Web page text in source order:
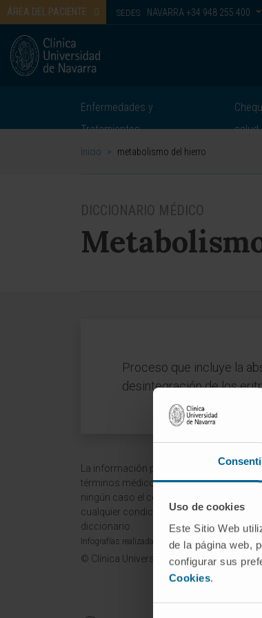
Uso de cookies
Este Sitio Web
de la página web,
configurar sus
Cookies.
ÁREA DEL PACIENTE SEDES: NAVARRA +34 948 255 400
Enfermedades y
Tratamientos
salud
Inicio > metabolismo del hierro
DICCIONARIO MÉDICO
Proceso que incluye la
desintegración de los
La información proporcionada en este
términos médicos y no debe ser
ningún caso el consejo, diagnóstico,
cualquier condición o síntoma médico.
diccionario.
Infografías realizadas con https://BioRender.com
© Clínica Universidad de Navarra 2026